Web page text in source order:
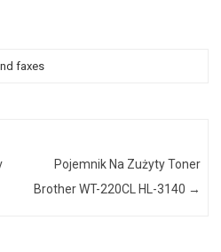
faxes
Pojemnik Na Zużyty Toner
Brother WT-220CL HL-3140 →